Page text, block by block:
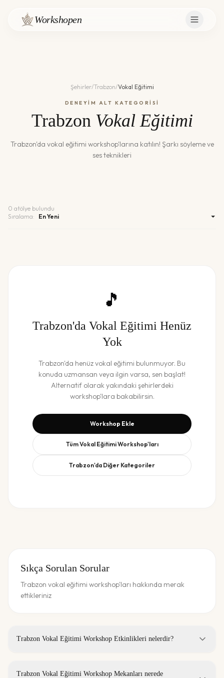
Workshopen
Şehirler/Trabzon/Vokal Eğitimi
DENEYİM ALT KATEGORİSİ
Trabzon Vokal Eğitimi
Trabzon'da vokal eğitimi workshop'larına katılın! Şarkı söyleme ve
ses teknikleri
0 atölye bulundu
Sıralama:
🎵
Trabzon'da Vokal Eğitimi Henüz
Yok
Trabzon'da henüzvokal eğitimi bulunmuyor. Bu
konuda uzmansan veya ilgin varsa, sen başlat!
Alternatif olarak yakındaki şehirlerdeki
workshop'lara bakabilirsin.
Workshop Ekle
TümVokal EğitimiWorkshop'ları
Trabzon'da Diğer Kategoriler
Sıkça Sorulan Sorular
Trabzon vokal eğitimi workshop'ları hakkında merak
ettikleriniz
Trabzon Vokal Eğitimi Workshop Etkinlikleri nelerdir?
Trabzon Vokal Eğitimi Workshop Mekanları nerede